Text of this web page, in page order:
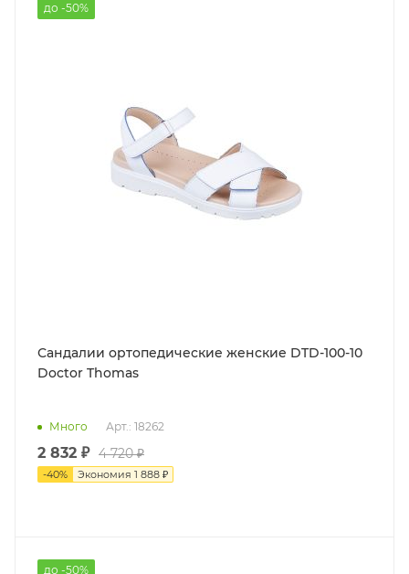
до -50%
Сандалии ортопедические женские DTD-100-10
Doctor Thomas
Много Арт.: 18262
2 832 ₽ 4 720 ₽
-40% Экономия 1 888 ₽
до -50%